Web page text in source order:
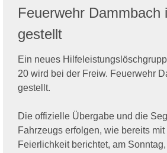
Feuerwehr Dammbach
gestellt
Ein neues
20 wird bei der Freiw. Feuerwehr
gestellt.
Die offizielle Übergabe und die
Fahrzeugs erfolgen, wie bereits
Feierlichkeit berichtet, am